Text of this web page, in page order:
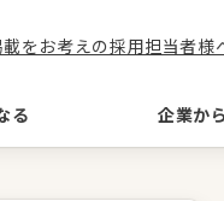
載をお考えの採用担当者様
る 企業か